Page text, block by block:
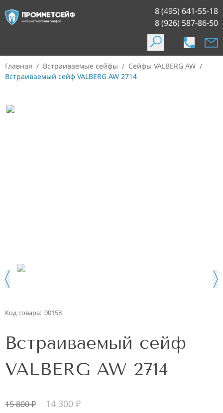
8 (495) 641-55-18
8 (926) 587-86-50
Главная / Встраиваемые сейфы / Сейфы VALBERG AW /
Встраиваемый сейф VALBERG AW 2714
Код товара: 00158
Встраиваемый сейф
VALBERG AW 2714
15 800₽ 14 300 ₽